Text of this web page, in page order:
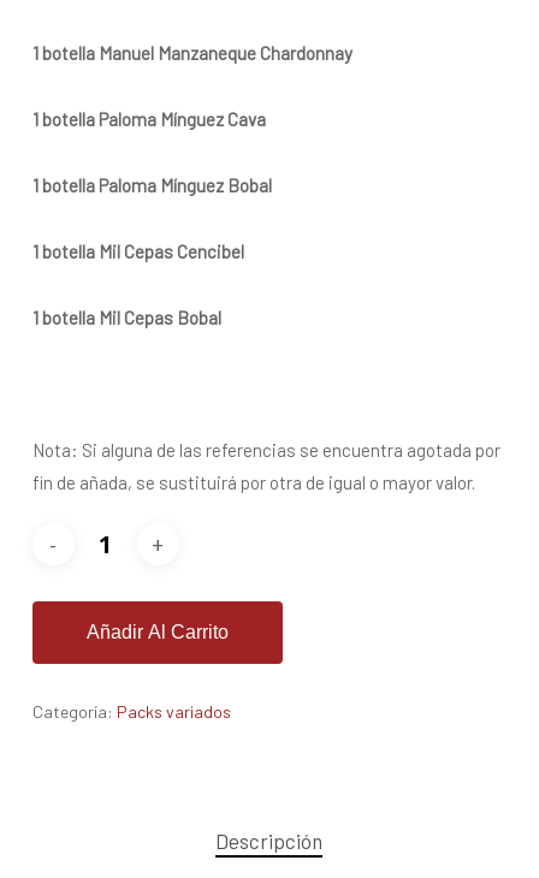
1 botella Manuel Manzaneque Chardonnay
1 botella Paloma Mínguez Cava
1 botella Paloma Mínguez Bobal
1 botella Mil Cepas Cencibel
1 botella Mil Cepas Bobal
Nota: Si alguna de las referencias se encuentra agotada por
fin de añada, se sustituirá por otra de igual o mayor valor.
Añadir Al Carrito
Categoría: Packs variados
Descripción